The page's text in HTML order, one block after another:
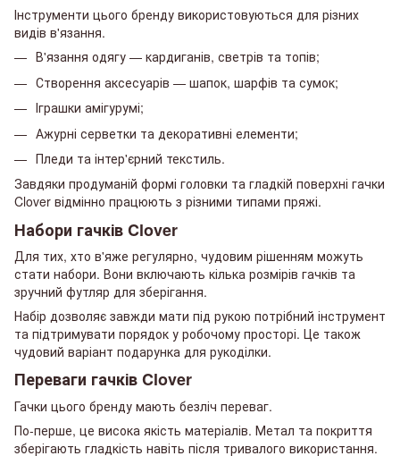
Інструменти цього бренду використовуються для різних
видів в'язання.
В'язання одягу — кардиганів, светрів та топів;
Створення аксесуарів — шапок, шарфів та сумок;
Іграшки амігурумі;
Ажурні серветки та декоративні елементи;
Пледи та інтер'єрний текстиль.
Завдяки продуманій формі головки та гладкій поверхні гачки
Clover відмінно працюють з різними типами пряжі.
Набори гачків Clover
Для тих, хто в'яже регулярно, чудовим рішенням можуть
стати набори. Вони включають кілька розмірів гачків та
зручний футляр для зберігання.
Набір дозволяє завжди мати під рукою потрібний інструмент
та підтримувати порядок у робочому просторі. Це також
чудовий варіант подарунка для рукоділки.
Переваги гачків Clover
Гачки цього бренду мають безліч переваг.
По-перше, це висока якість матеріалів. Метал та покриття
зберігають гладкість навіть після тривалого використання.